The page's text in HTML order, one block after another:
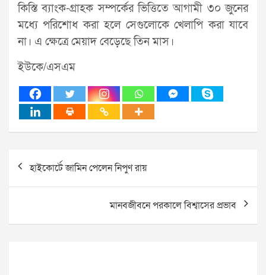
কিস্তি ব্যাংক-গ্রাহক সম্পর্কের ভিত্তিতে আগামী ৩০ জুনের
মধ্যে পরিশোধ করা হলে সেগুলোকে খেলাপি করা যাবে
না। এ ক্ষেত্রে মেয়াদ বেড়েছে তিন মাস।
ইউকে/এসএম
Post
navigation
হাইকোর্টে জামিন পেলেন নিপুণ রায়
মানবজীবনে পরকালে বিশ্বাসের প্রভাব